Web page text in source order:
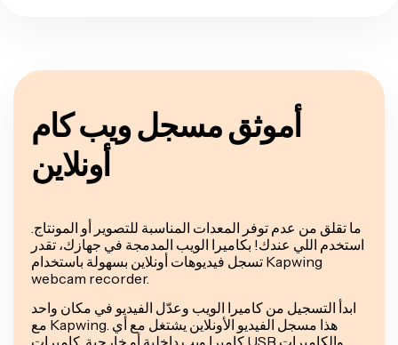
أموثق مسجل ويب كام
أونلاين
ما تقلق من عدم توفر المعدات المناسبة للتصوير أو المونتاج.
استخدم اللي عندك! بكاميرا الويب المدمجة في جهازك، تقدر
تسجل فيديوهات أونلاين بسهولة باستخدام Kapwing
webcam recorder.
ابدأ التسجيل من كاميرا الويب وعدّل الفيديو في مكان واحد
مع Kapwing. هذا مسجل الفيديو الأونلاين يشتغل مع أي
كاميرا ويب داخلية أو خارجية. كاميرات USB والكاميرات